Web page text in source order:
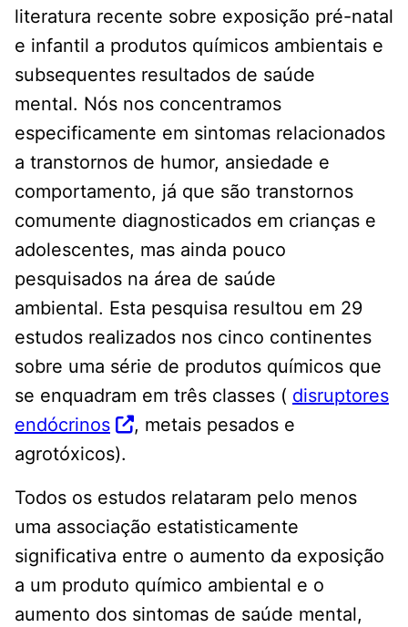
literatura recente sobre exposição pré-natal
e infantil a produtos químicos ambientais e
subsequentes resultados de saúde
mental. Nós nos concentramos
especificamente em sintomas relacionados
a transtornos de humor, ansiedade e
comportamento, já que são transtornos
comumente diagnosticados em crianças e
adolescentes, mas ainda pouco
pesquisados ​​na área de saúde
ambiental. Esta pesquisa resultou em 29
estudos realizados nos cinco continentes
sobre uma série de produtos químicos que
se enquadram em três classes ( disruptores
endócrinos
, metais pesados ​​e
agrotóxicos).
Todos os estudos relataram pelo menos
uma associação estatisticamente
significativa entre o aumento da exposição
a um produto químico ambiental e o
aumento dos sintomas de saúde mental,